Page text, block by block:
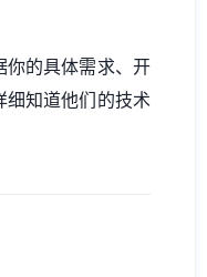
你的具体需求、开
细知道他们的技术